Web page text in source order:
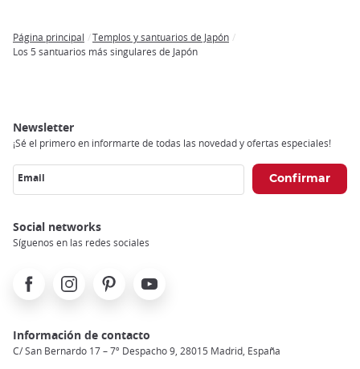
Breadcrumb
Página principal
Templos y santuarios de Japón
Los 5 santuarios más singulares de Japón
Newsletter
¡Sé el primero en informarte de todas las novedad y ofertas especiales!
Email
Social networks
Síguenos en las redes sociales
FacebookInstagramPinterest Youtube
Información de contacto
C/ San Bernardo 17 – 7º Despacho 9, 28015 Madrid, España